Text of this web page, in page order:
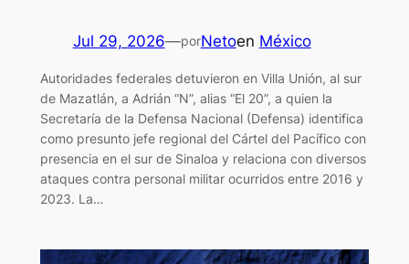
Jul 29, 2026—porNetoen México
Autoridades federales detuvieron en Villa Unión, al sur
de Mazatlán, a Adrián “N”, alias “El 20”, a quien la
Secretaría de la Defensa Nacional (Defensa) identifica
como presunto jefe regional del Cártel del Pacífico con
presencia en el sur de Sinaloa y relaciona con diversos
ataques contra personal militar ocurridos entre 2016 y
2023. La…